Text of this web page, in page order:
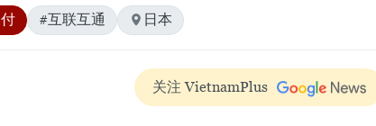
#互联互通 日本
关注 VietnamPlus